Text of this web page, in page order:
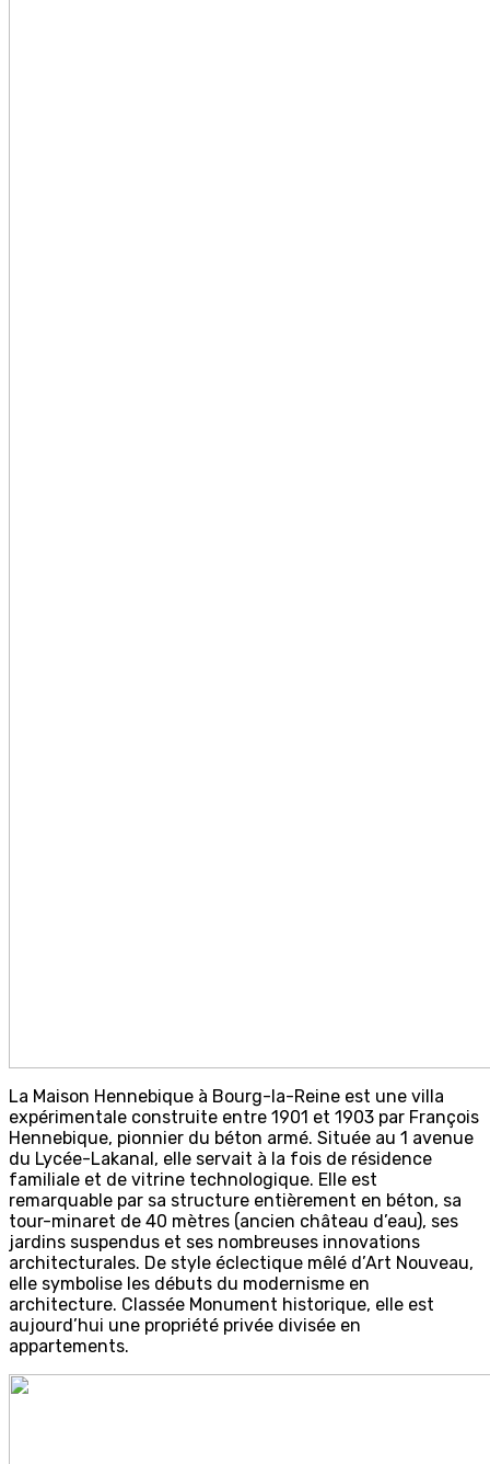
La Maison Hennebique à Bourg-la-Reine est une villa
expérimentale construite entre 1901 et 1903 par François
Hennebique, pionnier du béton armé. Située au 1 avenue
du Lycée-Lakanal, elle servait à la fois de résidence
familiale et de vitrine technologique. Elle est
remarquable par sa structure entièrement en béton, sa
tour-minaret de 40 mètres (ancien château d’eau), ses
jardins suspendus et ses nombreuses innovations
architecturales. De style éclectique mêlé d’Art Nouveau,
elle symbolise les débuts du modernisme en
architecture. Classée Monument historique, elle est
aujourd’hui une propriété privée divisée en
appartements.